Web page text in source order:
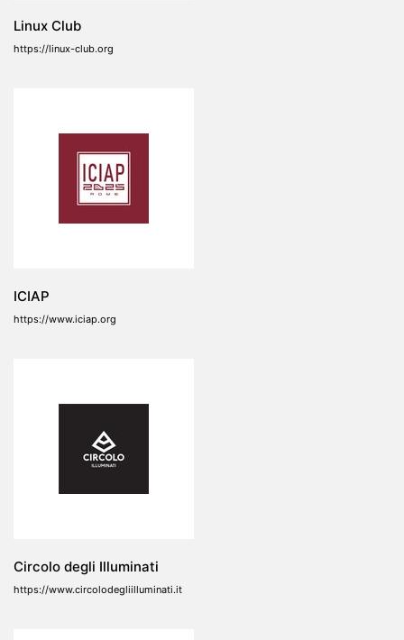
Linux Club
https://linux-club.org
ICIAP
https://www.iciap.org
Circolo degli Illuminati
https://www.circolodegliilluminati.it